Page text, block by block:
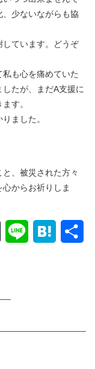
少ないながらも協
しています。どうぞ
私も心を痛めていた
たが、まだA支援に
す。
ました。
、被災された方々
からお祈りしま
Line Hatena